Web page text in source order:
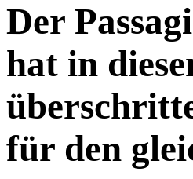
Der
hat in
für den